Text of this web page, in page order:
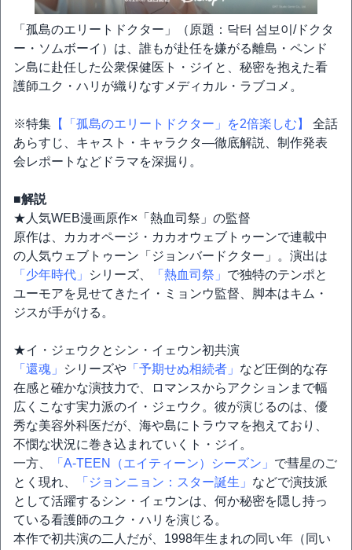
「孤島のエリートドクター」（原題：닥터 섬보이/ドクタ
ー・ソムボーイ）は、誰もが赴任を嫌がる離島・ペンド
ン島に赴任した公衆保健医ト・ジイと、秘密を抱えた看
護師ユク・ハリが織りなすメディカル・ラブコメ。
※特集 【「孤島のエリートドクター」を2倍楽しむ】
全話
あらすじ、キャスト・キャラクタ―徹底解説、制作発表
会レポートなどドラマを深掘り。
■解説
★人気WEB漫画原作×「熱血司祭」の監督
原作は、カカオページ・カカオウェブトゥーンで連載中
の人気ウェブトゥーン「ジョンバードクター」。演出は
「少年時代」
シリーズ、 「熱血司祭」 で独特のテンポと
ユーモアを見せてきたイ・ミョンウ監督、脚本はキム・
ジスが手がける。
★イ・ジェウクとシン・イェウン初共演
「還魂」
シリーズや 「予期せぬ相続者」 など圧倒的な存
在感と確かな演技力で、ロマンスからアクションまで幅
広くこなす実力派のイ・ジェウク。彼が演じるのは、優
秀な美容外科医だが、海や島にトラウマを抱えており、
不憫な状況に巻き込まれていくト・ジイ。
一方、
「A-TEEN（エイティーン）シーズン」 で彗星のご
とく現れ、
「ジョンニョン：スター誕生」 などで演技派
として活躍するシン・イェウンは、何か秘密を隠し持っ
ている看護師のユク・ハリを演じる。
本作で初共演の二人だが、1998年生まれの同い年（同い